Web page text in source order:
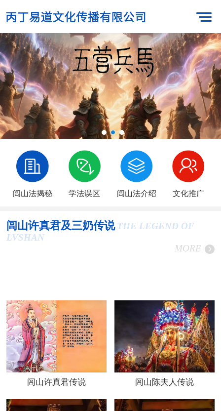
闾山法揭秘 学法误区 闾山法介绍 文化推广
闾山许真君及三奶传说 THE LEGEND OF
LVSHAN
MORE
闾山许真君传说 闾山陈夫人传说